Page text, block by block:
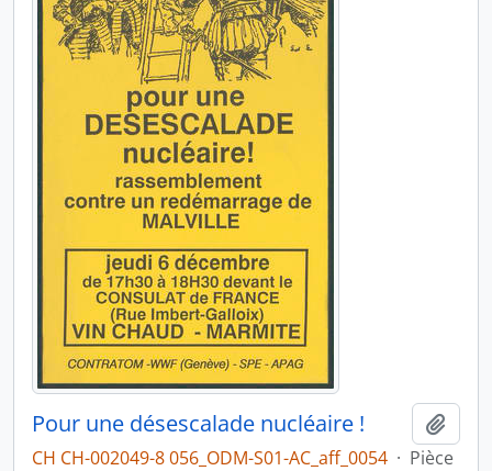
Pour une désescalade nucléaire !
CH CH-002049-8 056_ODM-S01-AC_aff_0054 · Pièce